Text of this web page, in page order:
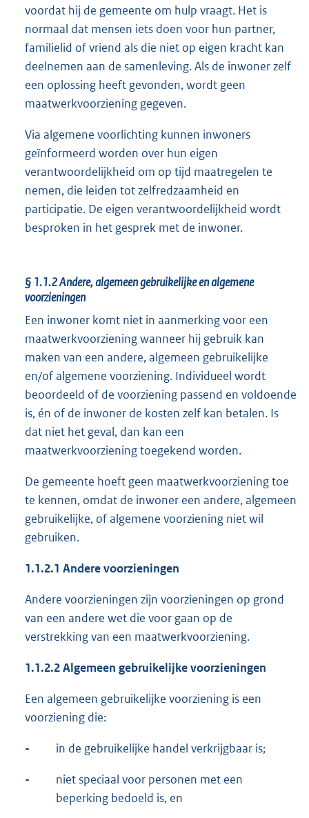
voordat hij de gemeente om hulp vraagt. Het is
normaal dat mensen iets doen voor hun partner,
familielid of vriend als die niet op eigen kracht kan
deelnemen aan de samenleving. Als de inwoner zelf
een oplossing heeft gevonden, wordt geen
maatwerkvoorziening gegeven.
Via algemene voorlichting kunnen inwoners
geïnformeerd worden over hun eigen
verantwoordelijkheid om op tijd maatregelen te
nemen, die leiden tot zelfredzaamheid en
participatie. De eigen verantwoordelijkheid wordt
besproken in het gesprek met de inwoner.
§ 1.1.2Andere, algemeen gebruikelijke en algemene
voorzieningen
Een inwoner komt niet in aanmerking voor een
maatwerkvoorziening wanneer hij gebruik kan
maken van een andere, algemeen gebruikelijke
en/of algemene voorziening. Individueel wordt
beoordeeld of de voorziening passend en voldoende
is, én of de inwoner de kosten zelf kan betalen. Is
dat niet het geval, dan kan een
maatwerkvoorziening toegekend worden.
De gemeente hoeft geen maatwerkvoorziening toe
te kennen, omdat de inwoner een andere, algemeen
gebruikelijke, of algemene voorziening niet wil
gebruiken.
1.1.2.1 Andere voorzieningen
Andere voorzieningen zijn voorzieningen op grond
van een andere wet die voor gaan op de
verstrekking van een maatwerkvoorziening.
1.1.2.2Algemeen gebruikelijke voorzieningen
Een algemeen gebruikelijke voorziening is een
voorziening die:
- in de gebruikelijke handel verkrijgbaar is;
-
niet speciaal voor personen met een
beperking bedoeld is, en